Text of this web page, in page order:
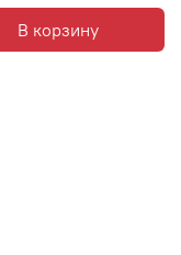
В корзину